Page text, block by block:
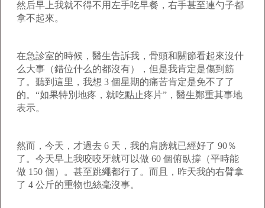
然后早上我就不得不用左手吃早餐，右手甚至連勺子都
拿不起來。
在急診室的時候，醫生告訴我，骨頭和關節看起來沒什
么大事（錯位什么的都沒有），但是我肯定是傷到筋
了。聽到這里，我想 3 個星期的痛苦肯定是免不了了
的。“如果特別地疼，就吃點止疼片”，醫生鄭重其事地
表示。
然而，今天，才過去 6 天，我的肩膀就已經好了 90％
了。今天早上我咬咬牙就可以做 60 個俯臥撐（平時能
做 150 個）。甚至跳繩都行了。而且，昨天我的右臂拿
了 4 公斤的重物也絲毫沒事。